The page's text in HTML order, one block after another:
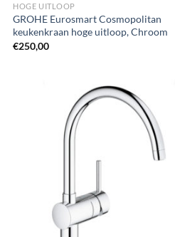
HOGE UITLOOP
GROHE Eurosmart Cosmopolitan
keukenkraan hoge uitloop, Chroom
€250,00